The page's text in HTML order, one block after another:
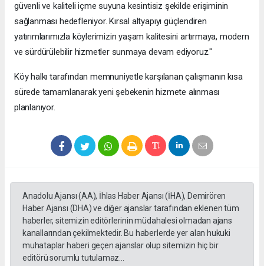
güvenli ve kaliteli içme suyuna kesintisiz şekilde erişiminin
sağlanması hedefleniyor. Kırsal altyapıyı güçlendiren
yatırımlarımızla köylerimizin yaşam kalitesini artırmaya, modern
ve sürdürülebilir hizmetler sunmaya devam ediyoruz."
​Köy halkı tarafından memnuniyetle karşılanan çalışmanın kısa
sürede tamamlanarak yeni şebekenin hizmete alınması
planlanıyor.
Anadolu Ajansı (AA), İhlas Haber Ajansı (İHA), Demirören
Haber Ajansı (DHA) ve diğer ajanslar tarafından eklenen tüm
haberler, sitemizin editörlerinin müdahalesi olmadan ajans
kanallarından çekilmektedir. Bu haberlerde yer alan hukuki
muhataplar haberi geçen ajanslar olup sitemizin hiç bir
editörü sorumlu tutulamaz...